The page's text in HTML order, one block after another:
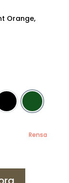
Orange,
Svart Avocado
Rensa